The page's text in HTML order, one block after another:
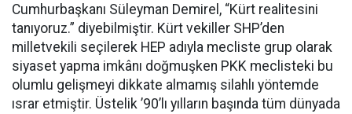
Cumhurbaşkanı Süleyman Demirel, “Kürt realitesini
tanıyoruz.” diyebilmiştir. Kürt vekiller SHP’den
milletvekili seçilerek HEP adıyla mecliste grup olarak
siyaset yapma imkânı doğmuşken PKK meclisteki bu
olumlu gelişmeyi dikkate almamış silahlı yöntemde
ısrar etmiştir. Üstelik ’90’lı yılların başında tüm dünyada